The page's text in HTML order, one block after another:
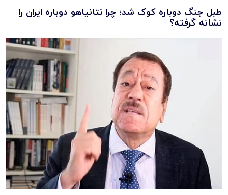
طبل جنگ دوباره کوک شد؛ چرا نتانیاهو دوباره ایران را
نشانه گرفته؟